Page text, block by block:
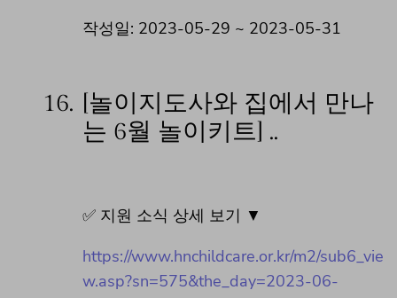
작성일: 2023-05-29 ~ 2023-05-31
16.
[놀이지도사와 집에서 만나
는 6월 놀이키트] ..
✅ 지원 소식 상세 보기 ▼
https://www.hnchildcare.or.kr/m2/sub6_vie
w.asp?sn=575&the_day=2023-06-